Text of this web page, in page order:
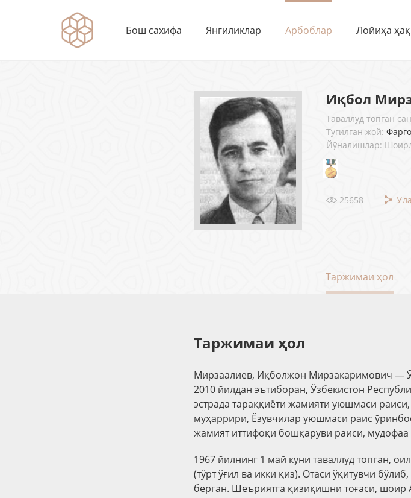
Бош сахифа Янгиликлар Арбоблар Лойиҳа
Иқбол
Таваллуд топган
Туғилган жой:
Йўналишлар:
25658
Таржимаи ҳол
Таржимаи ҳол
Мирзаалиев, Иқболжон Мирзакаримович —
2010 йилдан эътиборан, Ўзбекистон
эстрада тараққиёти жамияти уюшмаси
муҳаррири, Ёзувчилар уюшмаси раис
жамият иттифоқи бошқаруви раиси,
1967 йилнинг 1 май куни таваллуд топган,
(тўрт ўғил ва икки қиз). Отаси ўқитувчи
берган. Шеъриятга қизиқишни тоғаси, шоир